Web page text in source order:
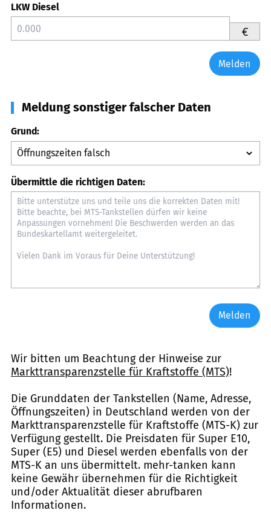
LKW Diesel
€
Melden
Meldung sonstiger falscher Daten
Grund:
Übermittle die richtigen Daten:
Melden
Wir bitten um Beachtung der Hinweise zur
Markttransparenzstelle für Kraftstoffe (MTS)!
Die Grunddaten der Tankstellen (Name, Adresse,
Öffnungszeiten) in Deutschland werden von der
Markttransparenzstelle für Kraftstoffe (MTS-K) zur
Verfügung gestellt. Die Preisdaten für Super E10,
Super (E5) und Diesel werden ebenfalls von der
MTS-K an uns übermittelt. mehr-tanken kann
keine Gewähr übernehmen für die Richtigkeit
und/oder Aktualität dieser abrufbaren
Informationen.